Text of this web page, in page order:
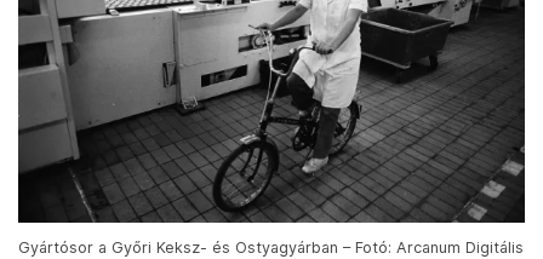
Gyártósor a Győri Keksz- és Ostyagyárban – Fotó: Arcanum Digitális